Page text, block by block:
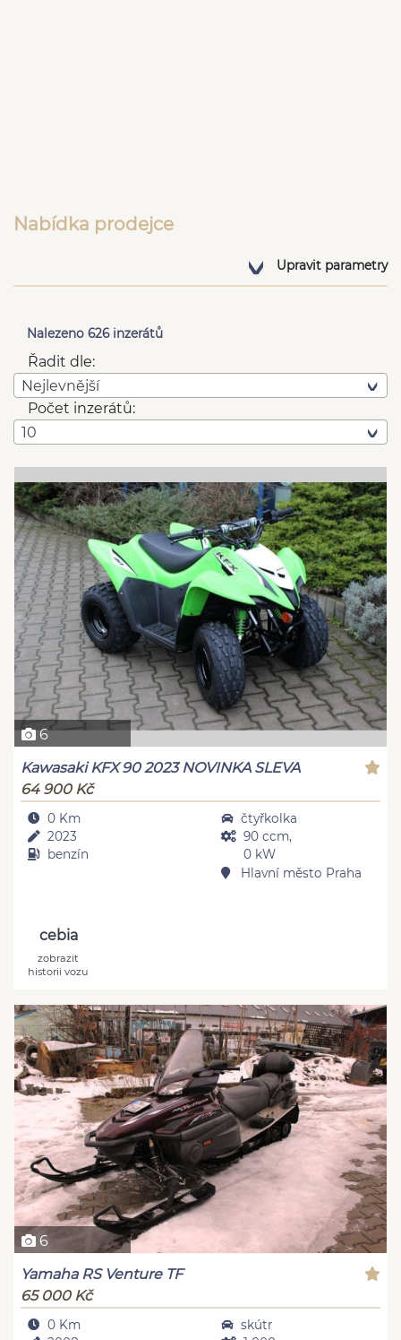
Nabídka prodejce
Upravit parametry
Nalezeno 626 inzerátů
Řadit dle:
Nejlevnější
Počet inzerátů:
10
6
Kawasaki KFX 90 2023 NOVINKA SLEVA
64 900 Kč
0 Km
2023
benzín
čtyřkolka
90 ccm,
0 kW
Hlavní město Praha
cebia
zobrazit
historii vozu
6
Yamaha RS Venture TF
65 000 Kč
0 Km
skútr